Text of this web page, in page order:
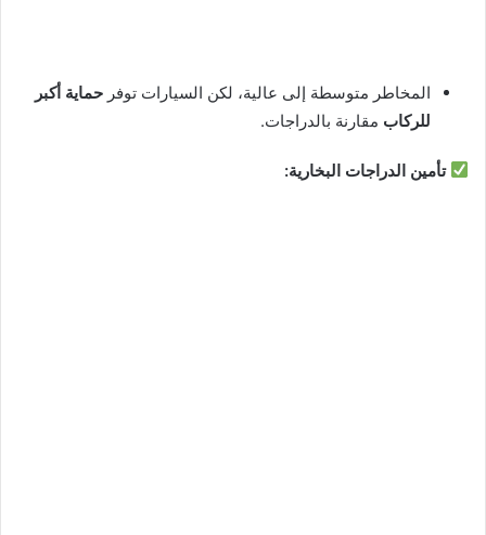
المخاطر متوسطة إلى عالية، لكن السيارات توفر حماية أكبر
للركاب مقارنة بالدراجات.
تأمين الدراجات البخارية: